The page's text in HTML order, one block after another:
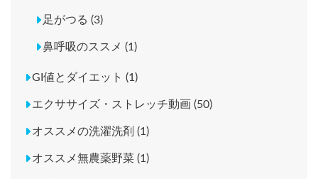
足がつる (3)
鼻呼吸のススメ (1)
GI値とダイエット (1)
エクササイズ・ストレッチ動画 (50)
オススメの洗濯洗剤 (1)
オススメ無農薬野菜 (1)